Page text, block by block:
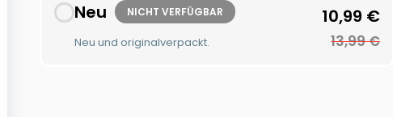
Neu NICHT VERFÜGBAR
Neu und originalverpackt.
10,99 €
13,99€